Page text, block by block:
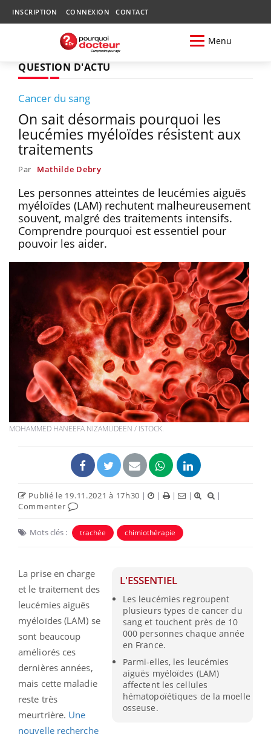
INSCRIPTION CONNEXION CONTACT
Menu
QUESTION D'ACTU
Cancer du sang
On sait désormais pourquoi les
leucémies myéloïdes résistent aux
traitements
Par Mathilde Debry
Les personnes atteintes de leucémies aiguës
myéloïdes (LAM) rechutent malheureusement
souvent, malgré des traitements intensifs.
Comprendre pourquoi est essentiel pour
pouvoir les aider.
MOHAMMED HANEEFA NIZAMUDEEN / ISTOCK.
Publié le 19.11.2021 à 17h30 | | | |
|
Commenter
Mots clés : trachée chimiothérapie
L'ESSENTIEL
Les leucémies regroupent
plusieurs types de cancer du
sang et touchent près de 10
000 personnes chaque année
en France.
Parmi-elles, les leucémies
aiguës myéloïdes (LAM)
affectent les cellules
hématopoïétiques de la moelle
osseuse.
La prise en charge
et le traitement des
leucémies aiguës
myéloïdes (LAM) se
sont beaucoup
améliorés ces
dernières années,
mais cette maladie
reste très
meurtrière. Une
nouvelle recherche